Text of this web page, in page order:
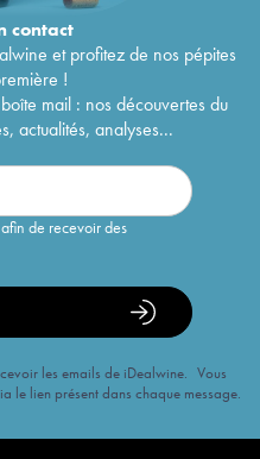
contact
et profitez de nos pépites
!
mail : nos découvertes du
actualités, analyses...
de recevoir des
les emails de iDealwine. Vous
le lien présent dans chaque message.